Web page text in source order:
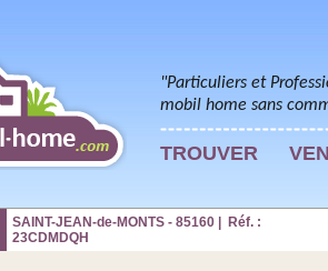
"Particuliers et
mobil home sans
TROUVER
SAINT-JEAN-de-MONTS - 85160 | Réf. :
23CDMDQH